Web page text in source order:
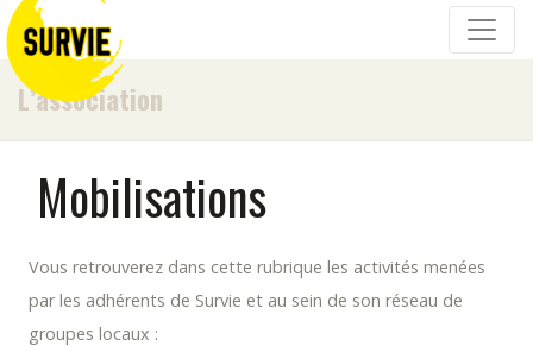
L’association
Mobilisations
Vous retrouverez dans cette rubrique les activités menées
par les adhérents de Survie et au sein de son réseau de
groupes locaux :